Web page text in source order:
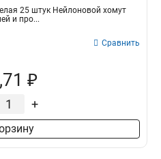
25 штук Нейлоновой хомут
и про...
Сравнить
₽
+